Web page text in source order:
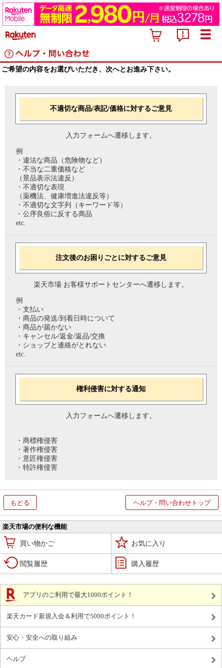
ご希望の内容をお選びいただき、次へとお進み下さい。
不適切な商品/表記/価格に対するご意見
入力フォームへ遷移します。
例
・違法な商品（危険物など）
・不当な二重価格など
（景品表示法違反）
・不適切な表現
（薬機法、健康増進法違反等）
・不適切な文字列（キーワード等）
・公序良俗に反する商品
etc.
注文後のお困りごとに対するご意見
楽天市場 お客様サポートセンターへ遷移します。
例
・支払い
・商品の発送/到着日時について
・商品が届かない
・キャンセル/返金/返品/交換
・ショップと連絡がとれない
etc.
権利侵害に対する通知
入力フォームへ遷移します。
・商標権侵害
・著作権侵害
・意匠権侵害
・特許権侵害
もどる ヘルプ・問い合わせトップ
楽天市場の便利な機能
買い物かご お気に入り
閲覧履歴 購入履歴
アプリのご利用で最大1000ポイント！
楽天カード新規入会＆利用で5000ポイント！
安心・安全への取り組み
ヘルプ